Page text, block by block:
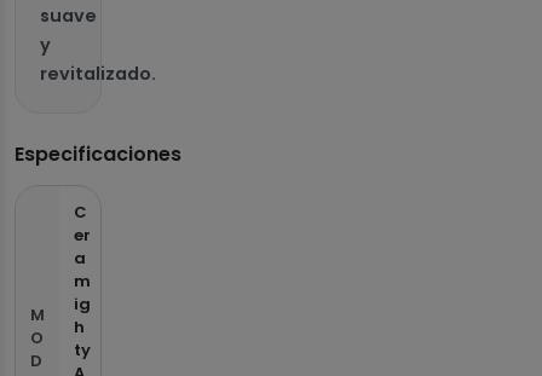
suave
y
revitalizado.
Especificaciones
M
O
D
C
er
a
m
ig
h
ty